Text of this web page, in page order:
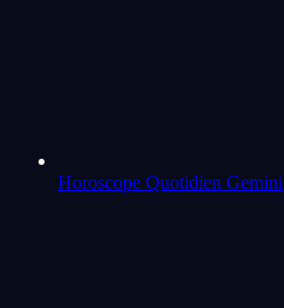
Horoscope Quotidien Gemini